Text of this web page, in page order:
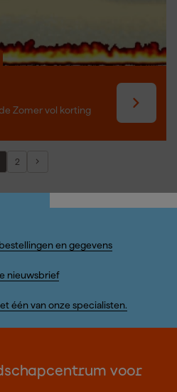
Zomer vol korting
2
en gegevens
nieuwsbrief
één van onze specialisten.
voor